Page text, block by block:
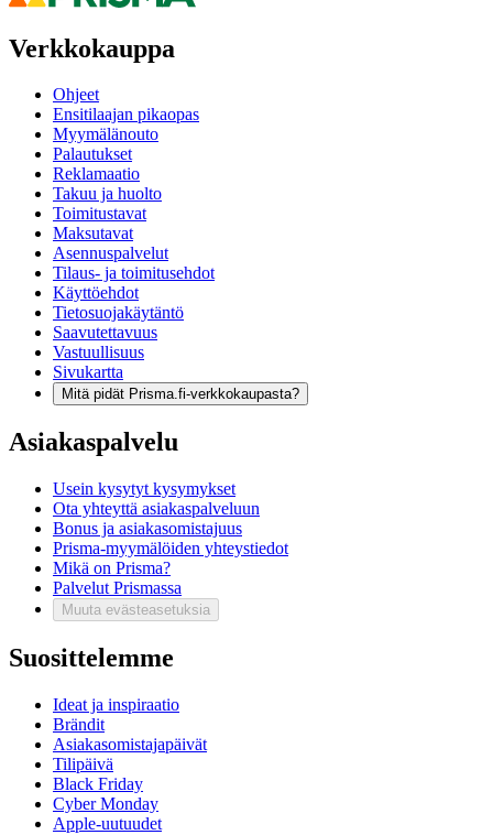
Verkkokauppa
Ohjeet
Ensitilaajan pikaopas
Myymälänouto
Palautukset
Reklamaatio
Takuu ja huolto
Toimitustavat
Maksutavat
Asennuspalvelut
Tilaus- ja toimitusehdot
Käyttöehdot
Tietosuojakäytäntö
Saavutettavuus
Vastuullisuus
Sivukartta
Mitä pidät Prisma.fi-verkkokaupasta?
Asiakaspalvelu
Usein kysytyt kysymykset
Ota yhteyttä asiakaspalveluun
Bonus ja asiakasomistajuus
Prisma-myymälöiden yhteystiedot
Mikä on Prisma?
Palvelut Prismassa
Muuta evästeasetuksia
Suosittelemme
Ideat ja inspiraatio
Brändit
Asiakasomistajapäivät
Tilipäivä
Black Friday
Cyber Monday
Apple-uutuudet